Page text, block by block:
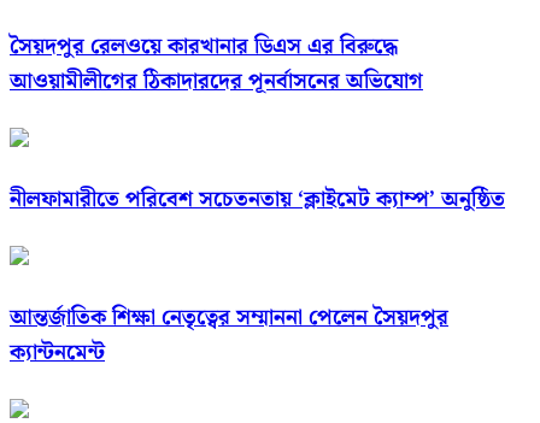
সৈয়দপুর রেলওয়ে কারখানার ডিএস এর বিরুদ্ধে
আওয়ামীলীগের ঠিকাদারদের পূনর্বাসনের অভিযোগ
নীলফামারীতে পরিবেশ সচেতনতায় ‘ক্লাইমেট ক্যাম্প’ অনুষ্ঠিত
আন্তর্জাতিক শিক্ষা নেতৃত্বের সম্মাননা পেলেন সৈয়দপুর
ক্যান্টনমেন্ট